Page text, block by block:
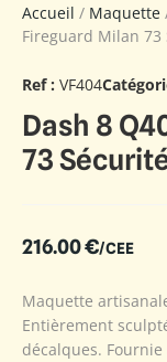
Accueil / Maquette
Fireguard Milan 73
Ref : VF404
Dash 8
73
216.00€/CEE
Maquette
Entièrement
décalques. Fournie